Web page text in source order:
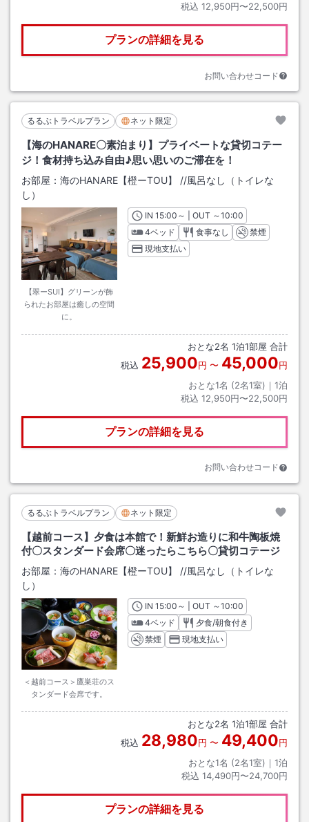
税込 12,950円〜22,500円
プランの詳細を見る
お問い合わせコード
るるぶトラベルプラン ネット限定
【海のHANARE〇素泊まり】プライベートな貸切コテー
ジ！食材持ち込み自由♪思い思いのご滞在を！
お部屋： 海のHANARE【橙ーTOU】 //風呂なし（トイレな
し）
【翠ーSUI】グリーンが飾
られたお部屋は癒しの空間
に。
INチェックイン
15:00 ～ | OUT チェックアウト
～10:00
4ベッド
食事なし
禁煙
現地支払い
おとな2名 1泊1部屋 合計
税込 25,900円 〜 45,000円
おとな1名 (2名1室)｜ 1泊
税込 12,950円〜22,500円
プランの詳細を見る
お問い合わせコード
るるぶトラベルプラン ネット限定
【越前コース】夕食は本館で！新鮮お造りに和牛陶板焼
付〇スタンダード会席〇迷ったらこちら〇貸切コテージ
お部屋： 海のHANARE【橙ーTOU】 //風呂なし（トイレな
し）
＜越前コース＞鷹巣荘のス
タンダード会席です。
INチェックイン
15:00 ～ | OUT チェックアウト
～10:00
4ベッド
夕食/朝食付き
禁煙
現地支払い
おとな2名 1泊1部屋 合計
税込 28,980円 〜 49,400円
おとな1名 (2名1室)｜ 1泊
税込 14,490円〜24,700円
プランの詳細を見る